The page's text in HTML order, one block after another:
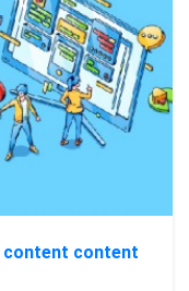
content content